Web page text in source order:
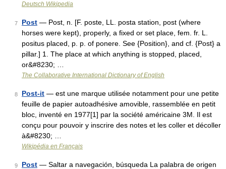
Deutsch Wikipedia
7 Post — Post, n. [F. poste, LL. posta station, post (where
horses were kept), properly, a fixed or set place, fem. fr. L.
positus placed, p. p. of ponere. See {Position}, and cf. {Post} a
pillar.] 1. The place at which anything is stopped, placed,
or&#8230; …
The Collaborative International Dictionary of English
8 Post-it — est une marque utilisée notamment pour une petite
feuille de papier autoadhésive amovible, rassemblée en petit
bloc, inventé en 1977[1] par la société américaine 3M. Il est
conçu pour pouvoir y inscrire des notes et les coller et décoller
à&#8230; …
Wikipédia en Français
9 Post — Saltar a navegación, búsqueda La palabra de origen